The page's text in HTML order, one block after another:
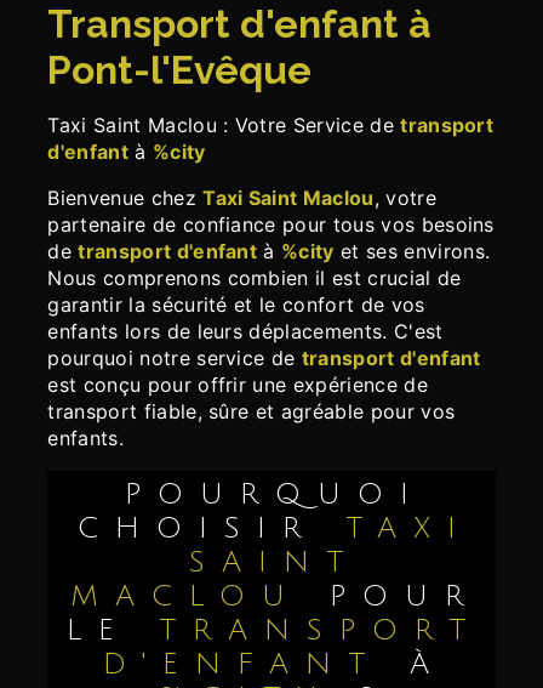
transport d'enfant à
Pont-l'Evêque
Taxi Saint Maclou : Votre Service detransport
d'enfantà %city
Bienvenue chezTaxi Saint Maclou, votre
partenaire de confiance pour tous vos besoins
detransport d'enfant à %city et ses environs.
Nous comprenons combien il est crucial de
garantir la sécurité et le confort de vos
enfants lors de leurs déplacements. C'est
pourquoi notre service de transport d'enfant
est conçu pour offrir une expérience de
transport fiable, sûre et agréable pour vos
enfants.
POURQUOI
CHOISIR TAXI
SAINT
MACLOU
POUR
LE TRANSPORT
D'ENFANT
À